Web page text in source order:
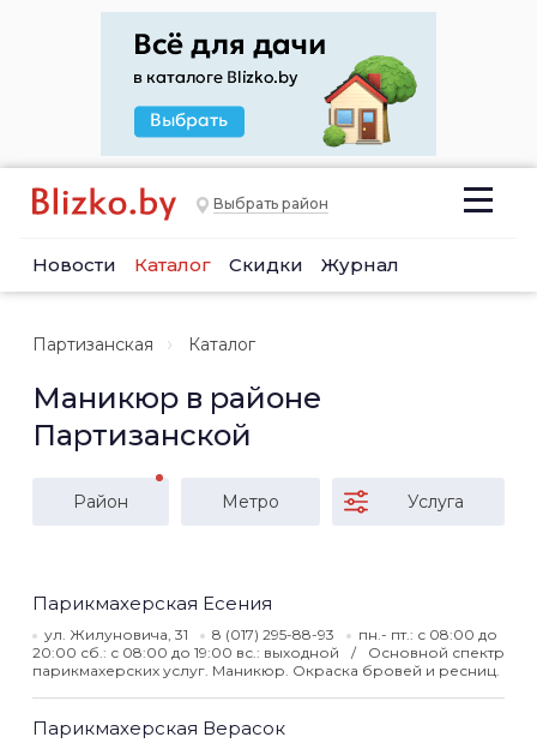
Выбрать район
Новости Каталог Скидки Журнал
Партизанская Каталог
Маникюр в районе
Партизанской
Район Метро Услуга
Парикмахерская Есения
ул. Жилуновича, 31 8 (017) 295-88-93
пн.- пт.: с 08:00 до
20:00 сб.: с 08:00 до 19:00 вс.: выходной
Основной спектр
парикмахерских услуг. Маникюр. Окраска бровей и ресниц.
Парикмахерская Верасок